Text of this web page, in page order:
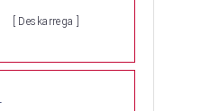
[ Deskarrega ]